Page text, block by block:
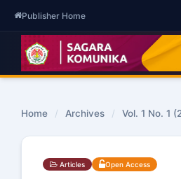
Publisher Home
Home / Archives / Vol. 1 No. 1
Articles Open Access